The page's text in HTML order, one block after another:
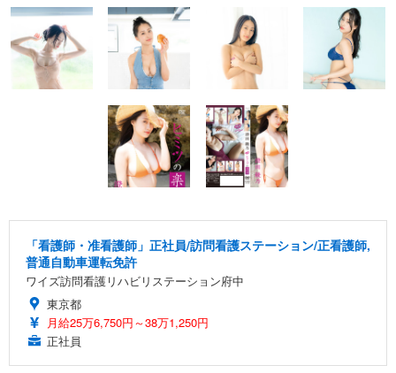
「看護師・准看護師」正社員/訪問看護ステーション/正看護師,
普通自動車運転免許
ワイズ訪問看護リハビリステーション府中
東京都
月給25万6,750円～38万1,250円
正社員